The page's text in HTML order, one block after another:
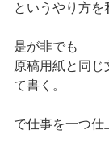
というやり方を
是が非でも
原稿用紙と同
て書く。
で仕事を一つ仕